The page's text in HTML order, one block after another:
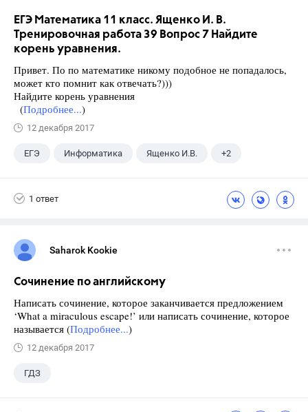
ЕГЭ Математика 11 класс. Ященко И. В.
Тренировочная работа 39 Вопрос 7 Найдите
корень уравнения.
Привет. По по математике никому подобное не попадалось,
может кто помнит как отвечать?)))
Найдите корень уравнения
(Подробнее...)
12 декабря 2017
ЕГЭ Информатика Ященко И.В. +2
1 ответ
Saharok Kookie
Сочинение по английскому
Написать сочинение, которое заканчивается предложением
‘What a miraculous escape!’ или написать сочинение, которое
называется (Подробнее...)
12 декабря 2017
ГДЗ